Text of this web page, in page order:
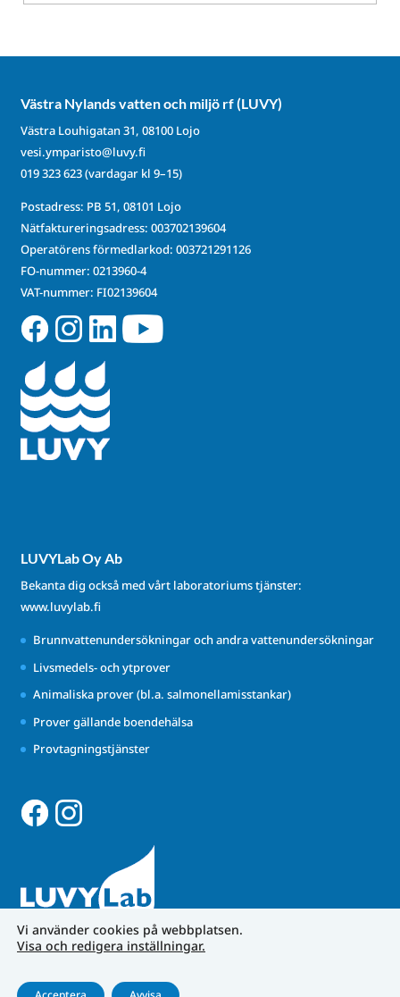
Västra Nylands vatten och miljö rf (LUVY)
Västra Louhigatan 31, 08100 Lojo
vesi.ymparisto@luvy.fi
019 323 623(vardagar kl 9–15)
Postadress: PB 51, 08101 Lojo
Nätfaktureringsadress: 003702139604
Operatörens förmedlarkod: 003721291126
FO-nummer: 0213960-4
VAT-nummer: FI02139604
LUVYLab Oy Ab
Bekanta dig också med vårt laboratoriums tjänster:
www.luvylab.fi
Brunnvattenundersökningar och andra vattenundersökningar
Livsmedels- och ytprover
Animaliska prover (bl.a. salmonellamisstankar)
Prover gällande boendehälsa
Provtagningstjänster
Vi använder cookies på webbplatsen.
Visa och redigera inställningar.